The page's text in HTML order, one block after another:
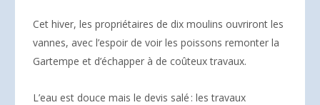
Cet hiver, les propriétaires de dix moulins ouvriront les
vannes, avec l’espoir de voir les poissons remonter la
Gartempe et d’échapper à de coûteux travaux.
L’eau est douce mais le devis salé : les travaux